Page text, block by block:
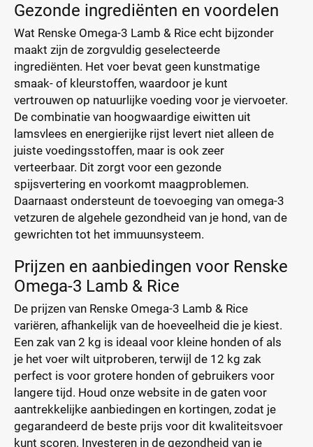
Gezonde ingrediënten en voordelen
Wat Renske Omega-3 Lamb & Rice echt bijzonder
maakt zijn de zorgvuldig geselecteerde
ingrediënten. Het voer bevat geen kunstmatige
smaak- of kleurstoffen, waardoor je kunt
vertrouwen op natuurlijke voeding voor je viervoeter.
De combinatie van hoogwaardige eiwitten uit
lamsvlees en energierijke rijst levert niet alleen de
juiste voedingsstoffen, maar is ook zeer
verteerbaar. Dit zorgt voor een gezonde
spijsvertering en voorkomt maagproblemen.
Daarnaast ondersteunt de toevoeging van omega-3
vetzuren de algehele gezondheid van je hond, van de
gewrichten tot het immuunsysteem.
Prijzen en aanbiedingen voor Renske
Omega-3 Lamb & Rice
De prijzen van Renske Omega-3 Lamb & Rice
variëren, afhankelijk van de hoeveelheid die je kiest.
Een zak van 2 kg is ideaal voor kleine honden of als
je het voer wilt uitproberen, terwijl de 12 kg zak
perfect is voor grotere honden of gebruikers voor
langere tijd. Houd onze website in de gaten voor
aantrekkelijke aanbiedingen en kortingen, zodat je
gegarandeerd de beste prijs voor dit kwaliteitsvoer
kunt scoren. Investeren in de gezondheid van je